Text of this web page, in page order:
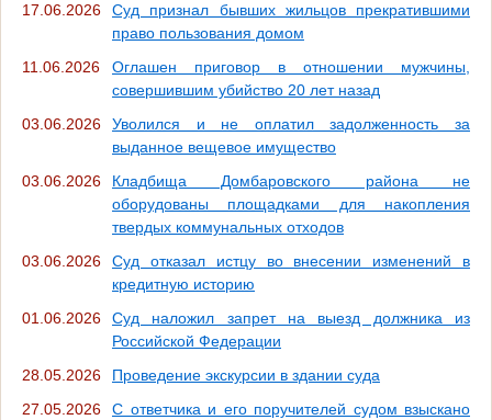
17.06.2026
Суд признал бывших жильцов прекратившими
право пользования домом
11.06.2026
Оглашен приговор в отношении мужчины,
совершившим убийство 20 лет назад
03.06.2026
Уволился и не оплатил задолженность за
выданное вещевое имущество
03.06.2026
Кладбища Домбаровского района не
оборудованы площадками для накопления
твердых коммунальных отходов
03.06.2026
Суд отказал истцу во внесении изменений в
кредитную историю
01.06.2026
Суд наложил запрет на выезд должника из
Российской Федерации
28.05.2026
Проведение экскурсии в здании суда
27.05.2026
С ответчика и его поручителей судом взыскано